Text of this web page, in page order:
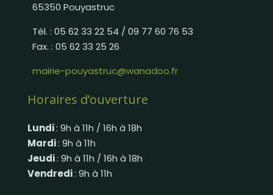
65350 Pouyastruc
Tél. : 05 62 33 22 54 / 09 77 60 76 53
Fax. : 05 62 33 25 26
mairie-pouyastruc@wanadoo.fr
Horaires d’ouverture
Lundi: 9h à 11h / 16h à 18h
Mardi: 9h à 11h
Jeudi: 9h à 11h / 16h à 18h
Vendredi: 9h à 11h